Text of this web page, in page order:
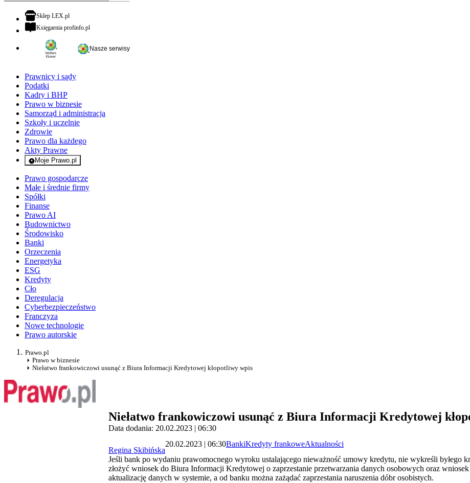
Sklep LEX.plotwiera się w nowej karcie
Księgarnia profinfo.plotwiera się w nowej karcie
Nasze serwisy
Prawnicy i sądy
Podatki
Kadry i BHP
Prawo w biznesie
Samorząd i administracja
Szkoły i uczelnie
Zdrowie
Prawo dla każdego
Akty Prawne
Moje Prawo.pl
- rejestracja i logowanie do serwisu
Prawo gospodarcze
Małe i średnie firmy
Spółki
Finanse
Prawo AI
Budownictwo
Środowisko
Banki
Orzeczenia
Energetyka
ESG
Kredyty
Cło
Deregulacja
Cyberbezpieczeństwo
Franczyza
Nowe technologie
Prawo autorskie
Prawo.pl
Prawo w biznesie
Niełatwo frankowiczowi usunąć z Biura Informacji Kredytowej kłopotliwy wpis
Niełatwo frankowiczowi usunąć z Biura Informacji Kredytowej
Data dodania: 20.02.2023 | 06:30
Regina Skibińska
20.02.2023 | 06:30BankiKredyty frankoweAktualności
Jeśli bank po wydaniu prawomocnego wyroku ustalającego nieważność umowy kredytu, nie wykreśli byłego
złożyć wniosek do Biura Informacji Kredytowej o zaprzestanie przetwarzania danych osobowych oraz
aktualizację danych w systemie, a od banku można zażądać zaprzestania naruszenia dóbr osobistych.